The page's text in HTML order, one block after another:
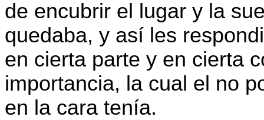
de encubrir el lugar y la
quedaba, y así les
en cierta parte y en cierta
importancia, la cual el no
en la cara tenía.